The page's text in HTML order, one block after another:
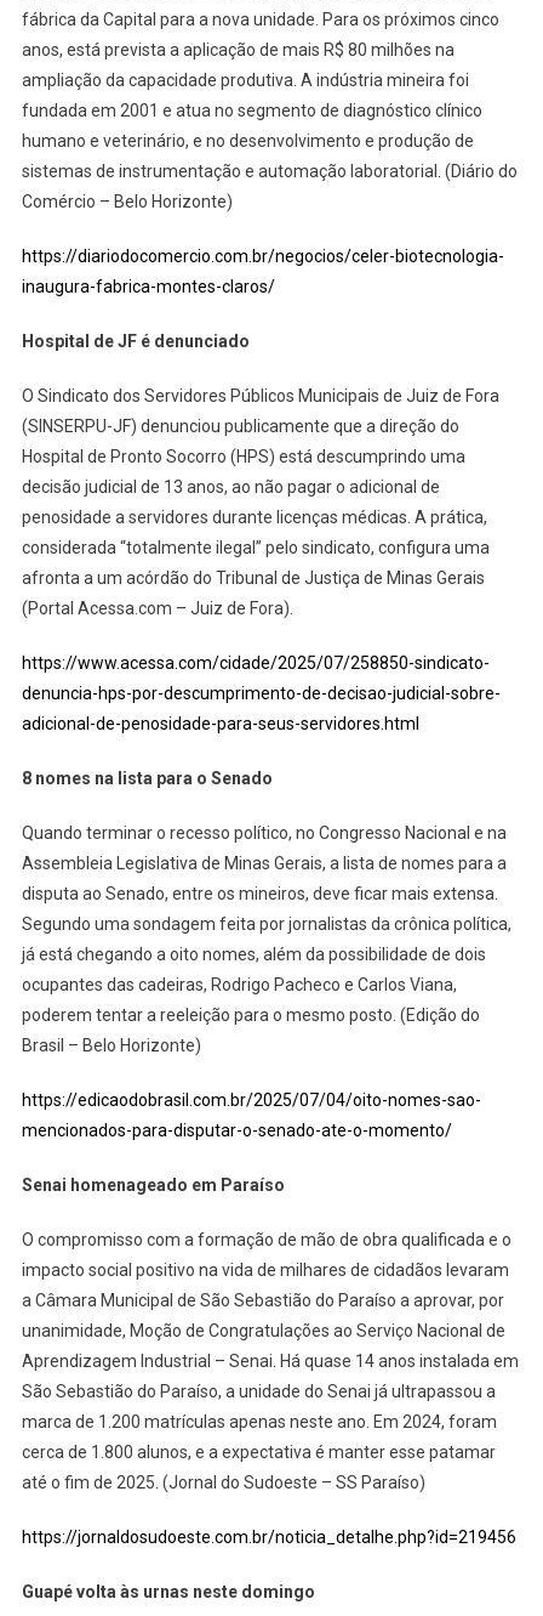
fábrica da Capital para a nova unidade. Para os próximos cinco
anos, está prevista a aplicação de mais R$ 80 milhões na
ampliação da capacidade produtiva. A indústria mineira foi
fundada em 2001 e atua no segmento de diagnóstico clínico
humano e veterinário, e no desenvolvimento e produção de
sistemas de instrumentação e automação laboratorial. (Diário do
Comércio – Belo Horizonte)
https://diariodocomercio.com.br/negocios/celer-biotecnologia-
inaugura-fabrica-montes-claros/
Hospital de JF é denunciado
O Sindicato dos Servidores Públicos Municipais de Juiz de Fora
(SINSERPU-JF) denunciou publicamente que a direção do
Hospital de Pronto Socorro (HPS) está descumprindo uma
decisão judicial de 13 anos, ao não pagar o adicional de
penosidade a servidores durante licenças médicas. A prática,
considerada “totalmente ilegal” pelo sindicato, configura uma
afronta a um acórdão do Tribunal de Justiça de Minas Gerais
(Portal Acessa.com – Juiz de Fora).
https://www.acessa.com/cidade/2025/07/258850-sindicato-
denuncia-hps-por-descumprimento-de-decisao-judicial-sobre-
adicional-de-penosidade-para-seus-servidores.html
8 nomes na lista para o Senado
Quando terminar o recesso político, no Congresso Nacional e na
Assembleia Legislativa de Minas Gerais, a lista de nomes para a
disputa ao Senado, entre os mineiros, deve ficar mais extensa.
Segundo uma sondagem feita por jornalistas da crônica política,
já está chegando a oito nomes, além da possibilidade de dois
ocupantes das cadeiras, Rodrigo Pacheco e Carlos Viana,
poderem tentar a reeleição para o mesmo posto. (Edição do
Brasil – Belo Horizonte)
https://edicaodobrasil.com.br/2025/07/04/oito-nomes-sao-
mencionados-para-disputar-o-senado-ate-o-momento/
Senai homenageado em Paraíso
O compromisso com a formação de mão de obra qualificada e o
impacto social positivo na vida de milhares de cidadãos levaram
a Câmara Municipal de São Sebastião do Paraíso a aprovar, por
unanimidade, Moção de Congratulações ao Serviço Nacional de
Aprendizagem Industrial – Senai. Há quase 14 anos instalada em
São Sebastião do Paraíso, a unidade do Senai já ultrapassou a
marca de 1.200 matrículas apenas neste ano. Em 2024, foram
cerca de 1.800 alunos, e a expectativa é manter esse patamar
até o fim de 2025. (Jornal do Sudoeste – SS Paraíso)
https://jornaldosudoeste.com.br/noticia_detalhe.php?id=219456
Guapé volta às urnas neste domingo